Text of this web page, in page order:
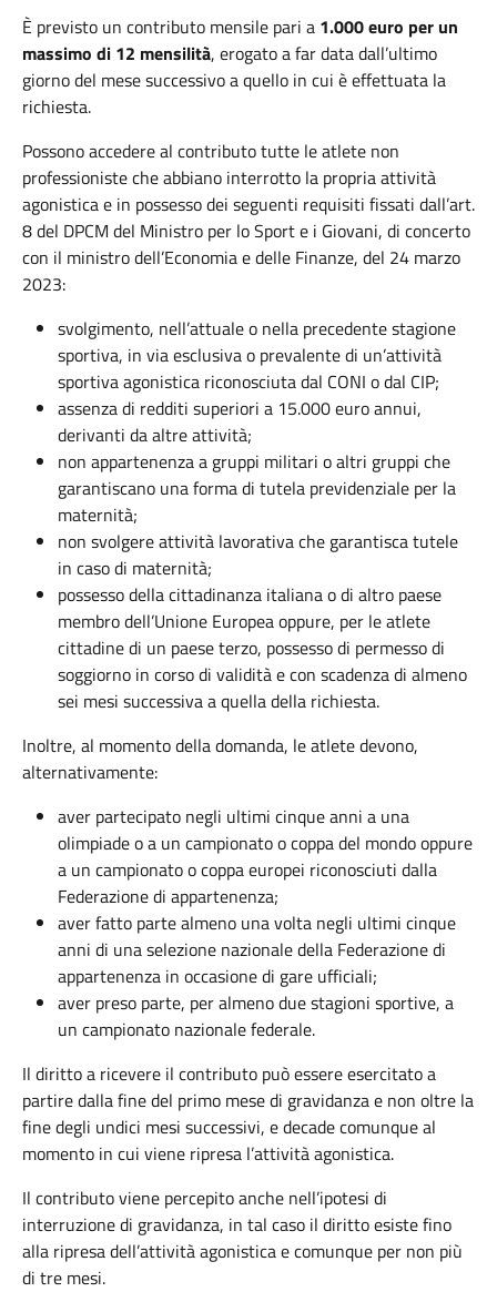
È previsto un contributo mensile pari a 1.000 euro per un
massimo di 12 mensilità, erogato a far data dall’ultimo
giorno del mese successivo a quello in cui è effettuata la
richiesta.
Possono accedere al contributo tutte le atlete non
professioniste che abbiano interrotto la propria attività
agonistica e in possesso dei seguenti requisiti fissati dall’art.
8 del DPCM del Ministro per lo Sport e i Giovani, di concerto
con il ministro dell’Economia e delle Finanze, del 24 marzo
2023:
svolgimento, nell’attuale o nella precedente stagione
sportiva, in via esclusiva o prevalente di un’attività
sportiva agonistica riconosciuta dal CONI o dal CIP;
assenza di redditi superiori a 15.000 euro annui,
derivanti da altre attività;
non appartenenza a gruppi militari o altri gruppi che
garantiscano una forma di tutela previdenziale per la
maternità;
non svolgere attività lavorativa che garantisca tutele
in caso di maternità;
possesso della cittadinanza italiana o di altro paese
membro dell’Unione Europea oppure, per le atlete
cittadine di un paese terzo, possesso di permesso di
soggiorno in corso di validità e con scadenza di almeno
sei mesi successiva a quella della richiesta.
Inoltre, al momento della domanda, le atlete devono,
alternativamente:
aver partecipato negli ultimi cinque anni a una
olimpiade o a un campionato o coppa del mondo oppure
a un campionato o coppa europei riconosciuti dalla
Federazione di appartenenza;
aver fatto parte almeno una volta negli ultimi cinque
anni di una selezione nazionale della Federazione di
appartenenza in occasione di gare ufficiali;
aver preso parte, per almeno due stagioni sportive, a
un campionato nazionale federale.
Il diritto a ricevere il contributo può essere esercitato a
partire dalla fine del primo mese di gravidanza e non oltre la
fine degli undici mesi successivi, e decade comunque al
momento in cui viene ripresa l’attività agonistica.
Il contributo viene percepito anche nell’ipotesi di
interruzione di gravidanza, in tal caso il diritto esiste fino
alla ripresa dell’attività agonistica e comunque per non più
di tre mesi.